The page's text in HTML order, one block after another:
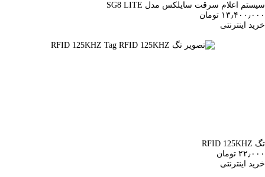
سیستم اعلام سرقت سایلکس مدل SG8 LITE
۱۳٫۴۰۰٫۰۰۰ تومان
خرید اینترنتی
تگ RFID 125KHZ
۲۲٫۰۰۰ تومان
خرید اینترنتی